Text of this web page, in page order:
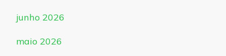
junho 2026
maio 2026